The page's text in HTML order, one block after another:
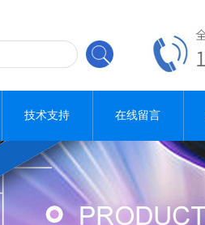
技术支持 在线留言